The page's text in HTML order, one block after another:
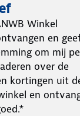
Winkel
en
om mij
over de
kortingen uit
en